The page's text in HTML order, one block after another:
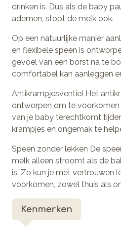
drinken is. Dus als de baby
ademen, stopt de melk ook.
Op een natuurlijke manier
en flexibele speen is
gevoel van een borst na te
comfortabel kan aanleggen
Antikrampjesventiel Het
ontworpen om te
van je baby terechtkomt
krampjes en ongemak te
Speen zonder lekken De
melk alleen stroomt als de
is. Zo kun je met vertrouwen
voorkomen, zowel thuis als
Kenmerken